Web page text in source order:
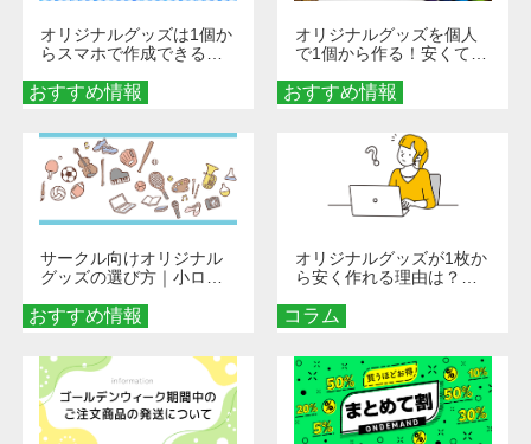
おすすめ情報
オリジナルグッズは1個か
らスマホで作成できる！
くなる巾着＆ポーチ活用
術
おすすめ情報
オリジナルグッズを個人
で1個から作る！安くて簡
秘訣
おすすめ情報
サークル向けオリジナル
グッズの選び方｜小ロッ
める秘訣
コラム
オリジナルグッズが1枚か
ら安く作れる理由は？オ
とメリットを解説